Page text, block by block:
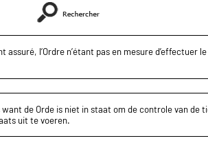
l’Ordre n’étant pas en mesure d’effectuer
de Orde is niet in staat om de controle van de
uit te voeren.